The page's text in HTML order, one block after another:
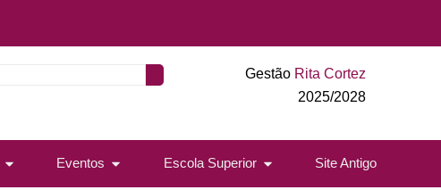
Gestão Rita Cortez
2025/2028
Eventos Escola Superior Site Antigo